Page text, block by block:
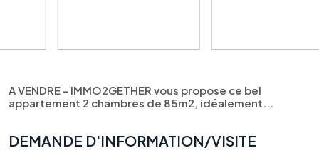
A VENDRE - IMMO2GETHER vous propose ce bel
appartement 2 chambres de 85m2, idéalement...
DEMANDE D'INFORMATION/VISITE